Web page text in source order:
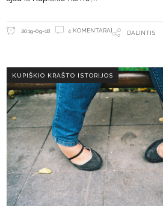
2019-09-18 4 KOMENTARAI DALINTIS
KUPIŠKIO KRAŠTO ISTORIJOS